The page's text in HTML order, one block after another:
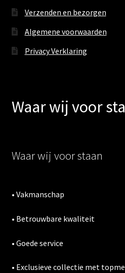
Verzenden en bezorgen
Algemene voorwaarden
Privacy Verklaring
Waar wij voor
Waar wij voor staan
• Vakmanschap
• Betrouwbare kwaliteit
• Goede service
• Exclusieve collectie met